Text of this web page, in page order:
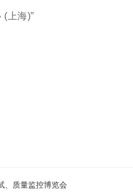
(上海)”
、质量监控博览会